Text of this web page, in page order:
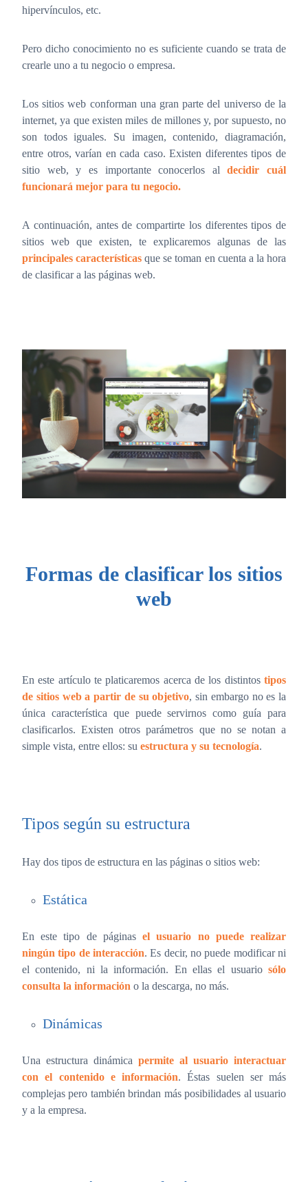
hipervínculos, etc.
Pero dicho conocimiento no es suficiente cuando se trata de
crearle uno a tu negocio o empresa.
Los sitios web conforman una gran parte del universo de la
internet, ya que existen miles de millones y, por supuesto, no
son todos iguales. Su imagen, contenido, diagramación,
entre otros, varían en cada caso. Existen diferentes tipos de
sitio web, y es importante conocerlos aldecidir cuál
funcionará mejor para tu negocio.
A continuación, antes de compartirte los diferentes tipos de
sitios web que existen, te explicaremos algunas de las
principales características que se toman en cuenta a la hora
de clasificar a las páginas web.
Formas de clasificar los sitios
web
En este artículo te platicaremos acerca de los distintos tipos
de sitios web a partir de su objetivo, sin embargo no es la
única característica que puede servirnos como guía para
clasificarlos. Existen otros parámetros que no se notan a
simple vista, entre ellos: su estructura y su tecnología.
Tipos según su estructura
Hay dos tipos de estructura en las páginas o sitios web:
Estática
En este tipo de páginasel usuario no puede realizar
ningún tipo de interacción. Es decir, no puede modificar ni
el contenido, ni la información. En ellas el usuario sólo
consulta la información o la descarga, no más.
Dinámicas
Una estructura dinámica permite al usuario interactuar
con el contenido e información. Éstas suelen ser más
complejas pero también brindan más posibilidades al usuario
y a la empresa.